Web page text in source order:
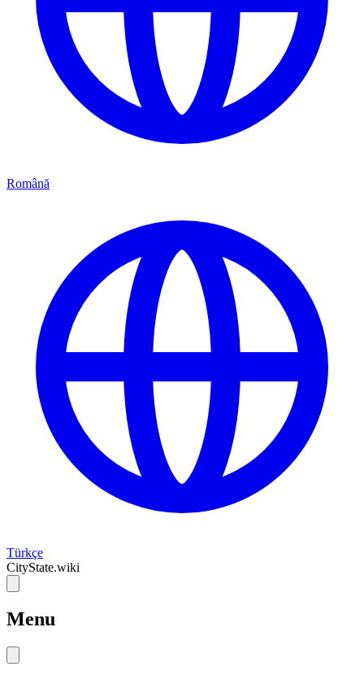
Română
Türkçe
CityState.wiki
Menu